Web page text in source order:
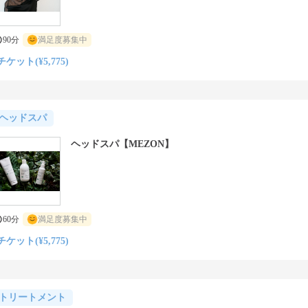
90分 満足度募集中
ケット(¥5,775)
ッドスパ
ヘッドスパ【MEZON】
60分 満足度募集中
ケット(¥5,775)
リートメント